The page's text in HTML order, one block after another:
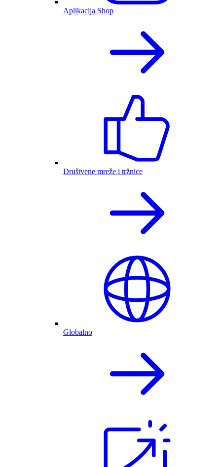
Aplikacija Shop
Društvene mreže i tržnice
Globalno